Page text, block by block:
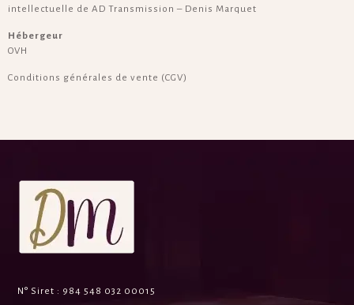
intellectuelle de AD Transmission – Denis Marquet
Hébergeur
OVH
Conditions générales de vente (CGV)
N° Siret : 984 548 032 00015